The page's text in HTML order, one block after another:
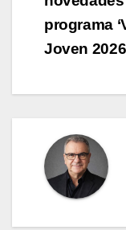
programa
Joven